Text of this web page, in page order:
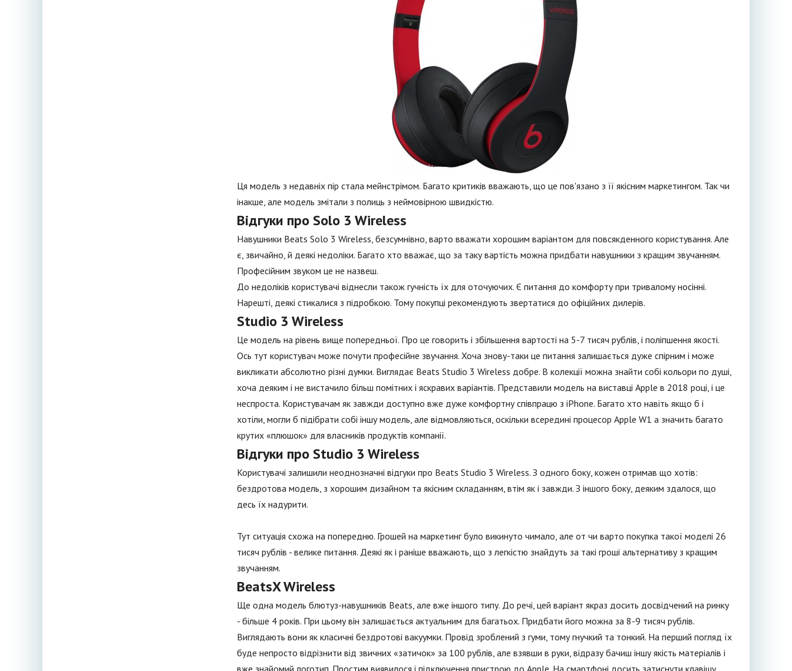
Ця модель з недавніх пір стала мейнстрімом. Багато критиків вважають, що це пов'язано з її якісним маркетингом. Так чи
інакше, але модель змітали з полиць з неймовірною швидкістю.
Відгуки про Solo 3 Wireless
Навушники Beats Solo 3 Wireless, безсумнівно, варто вважати хорошим варіантом для повсякденного користування. Але
є, звичайно, й деякі недоліки. Багато хто вважає, що за таку вартість можна придбати навушники з кращим звучанням.
Професійним звуком це не назвеш.
До недоліків користувачі віднесли також гучність їх для оточуючих. Є питання до комфорту при тривалому носінні.
Нарешті, деякі стикалися з підробкою. Тому покупці рекомендують звертатися до офіційних дилерів.
Studio 3 Wireless
Це модель на рівень вище попередньої. Про це говорить і збільшення вартості на 5-7 тисяч рублів, і поліпшення якості.
Ось тут користувач може почути професійне звучання. Хоча знову-таки це питання залишається дуже спірним і може
викликати абсолютно різні думки. Виглядає Beats Studio 3 Wireless добре. В колекції можна знайти собі кольори по душі,
хоча деяким і не вистачило більш помітних і яскравих варіантів. Представили модель на виставці Apple в 2018 році, і це
неспроста. Користувачам як завжди доступно вже дуже комфортну співпрацю з iPhone. Багато хто навіть якщо б і
хотіли, могли б підібрати собі іншу модель, але відмовляються, оскільки всередині процесор Apple W1 а значить багато
крутих «плюшок» для власників продуктів компанії.
Відгуки про Studio 3 Wireless
Користувачі залишили неоднозначні відгуки про Beats Studio 3 Wireless. З одного боку, кожен отримав що хотів:
бездротова модель, з хорошим дизайном та якісним складанням, втім як і завжди. З іншого боку, деяким здалося, що
десь їх надурити.
Тут ситуація схожа на попередню. Грошей на маркетинг було викинуто чимало, але от чи варто покупка такої моделі 26
тисяч рублів - велике питання. Деякі як і раніше вважають, що з легкістю знайдуть за такі гроші альтернативу з кращим
звучанням.
BeatsX Wireless
Ще одна модель блютуз-навушників Beats, але вже іншого типу. До речі, цей варіант якраз досить досвідчений на ринку
- більше 4 років. При цьому він залишається актуальним для багатьох. Придбати його можна за 8-9 тисяч рублів.
Виглядають вони як класичні бездротові вакуумки. Провід зроблений з гуми, тому гнучкий та тонкий. На перший погляд їх
буде непросто відрізнити від звичних «затичок» за 100 рублів, але взявши в руки, відразу бачиш іншу якість матеріалів і
вже знайомий логотип. Простим виявилося і підключення пристрою до Apple. На смартфоні досить затиснути клавішу